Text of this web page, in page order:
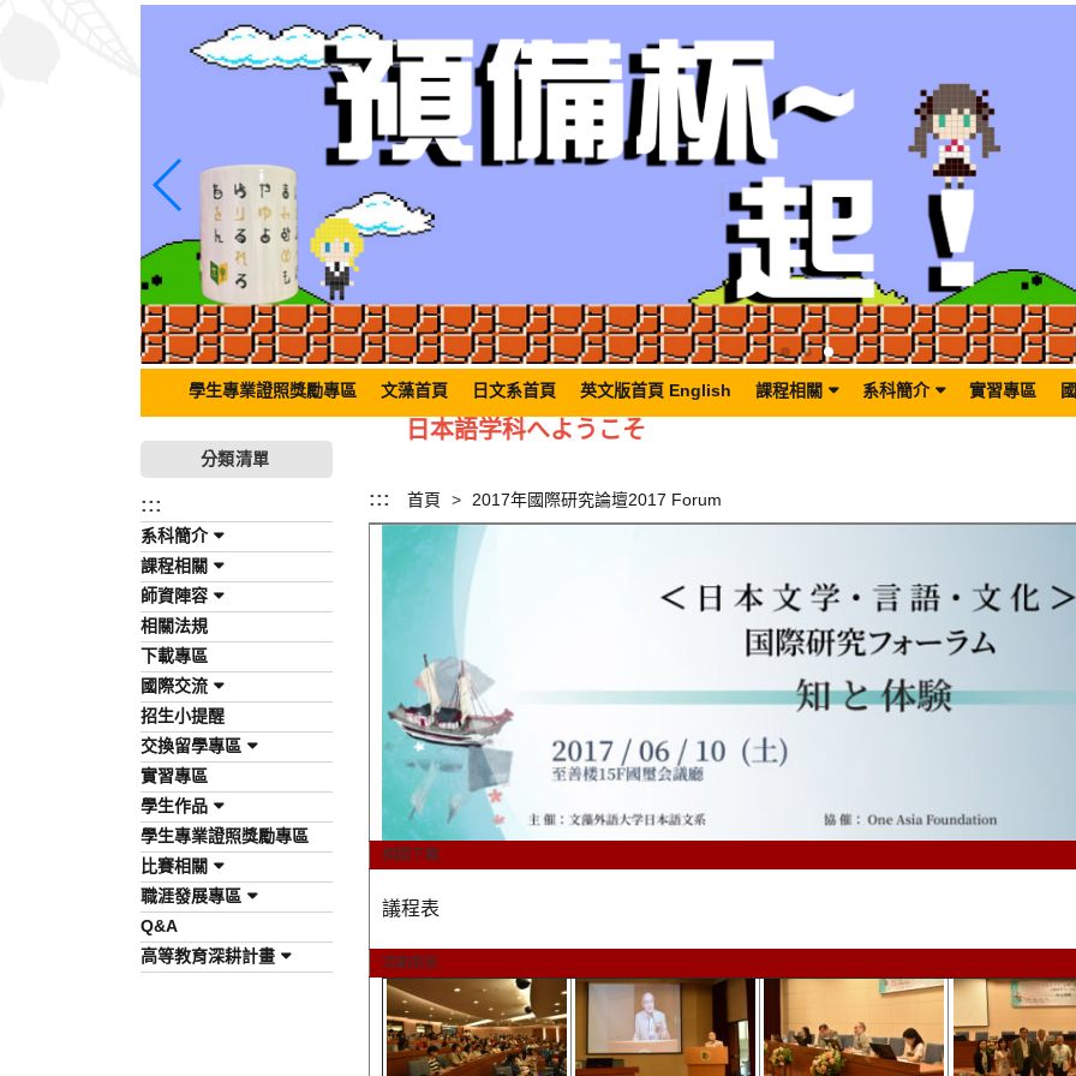
學生專業證照獎勵專區 文藻首頁 日文系首頁 英文版首頁 English 課程相關 系科簡介 實習專區
日本語学科へようこそ
分類清單
:::
系科簡介
課程相關
師資陣容
相關法規
下載專區
國際交流
招生小提醒
交換留學專區
實習專區
學生作品
學生專業證照獎勵專區
比賽相關
職涯發展專區
Q&A
高等教育深耕計畫
::: 首頁 2017年國際研究論壇2017 Forum
相關下載
議程表
活動剪影